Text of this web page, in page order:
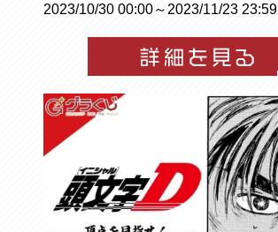
2023/10/30 00:00～2023/11/23 23:59